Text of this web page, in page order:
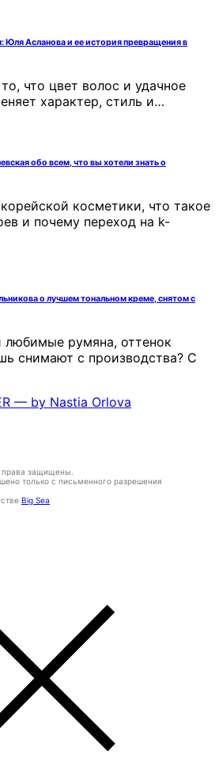
Юля Асланова и ее история превращения в
что цвет волос и удачное
характер, стиль и…
обо всем, что вы хотели знать о
косметики, что такое
и почему переход на k-
о лучшем тональном креме, снятом с
любимые румяна, оттенок
снимают с производства? С
права защищены.
только с письменного разрешения
Big Sea